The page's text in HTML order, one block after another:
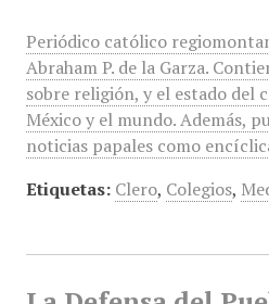
Periódico católico
Abraham P. de la Garza.
sobre religión, y el estado del
México y el mundo. Además,
noticias papales como
Etiquetas: Clero, Colegios,